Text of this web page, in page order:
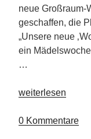
neue Großraum-
geschaffen, die
„Unsere neue
ein
…
„Wellness-
Wolke
weiterlesen
0 Kommentare